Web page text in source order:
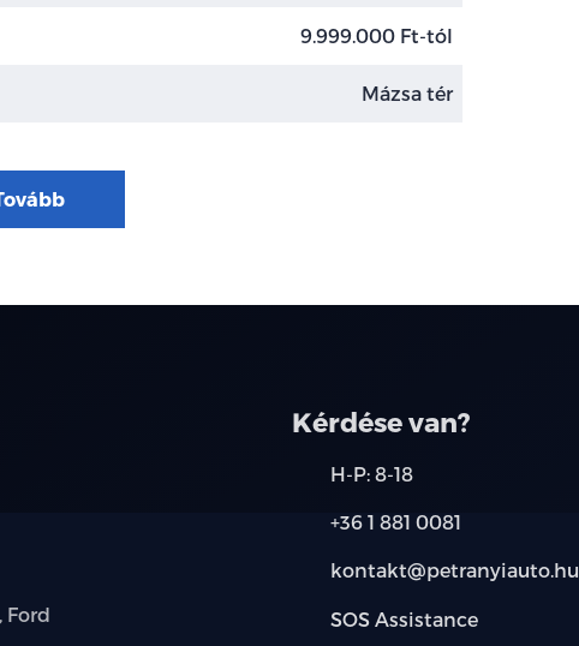
9.999.000 Ft-tól
Mázsa tér
Ford
Kérdése van?
H-P: 8-18
+36 1 881 0081
kontakt@petranyiauto.hu
SOS Assistance